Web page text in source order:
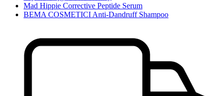
Mad Hippie Corrective Peptide Serum
BEMA COSMETICI Anti-Dandruff Shampoo